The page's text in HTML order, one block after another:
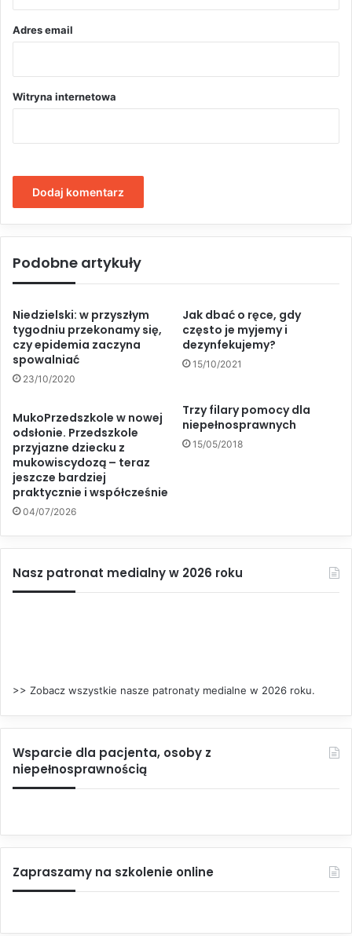
Adres email
Witryna internetowa
Podobne artykuły
Niedzielski: w przyszłym
tygodniu przekonamy się,
czy epidemia zaczyna
spowalniać
23/10/2020
Jak dbać o ręce, gdy
często je myjemy i
dezynfekujemy?
15/10/2021
MukoPrzedszkole w nowej
odsłonie. Przedszkole
przyjazne dziecku z
mukowiscydozą – teraz
jeszcze bardziej
praktycznie i współcześnie
04/07/2026
Trzy filary pomocy dla
niepełnosprawnych
15/05/2018
Nasz patronat medialny w 2026 roku
>> Zobacz wszystkie nasze patronaty medialne w 2026 roku.
Wsparcie dla pacjenta, osoby z
niepełnosprawnością
Zapraszamy na szkolenie online